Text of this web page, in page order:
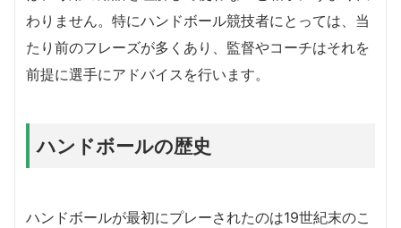
わりません。特にハンドボール競技者にとっては、当
たり前のフレーズが多くあり、監督やコーチはそれを
前提に選手にアドバイスを行います。
ハンドボールの歴史
ハンドボールが最初にプレーされたのは19世紀末のこ